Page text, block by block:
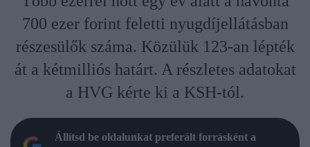
700 ezer forint feletti nyugdíjellátásban
részesülők száma. Közülük 123-an lépték
át a kétmilliós határt. A részletes adatokat
a HVG kérte ki a KSH-tól.
Állítsd be oldalunkat preferált forrásként a